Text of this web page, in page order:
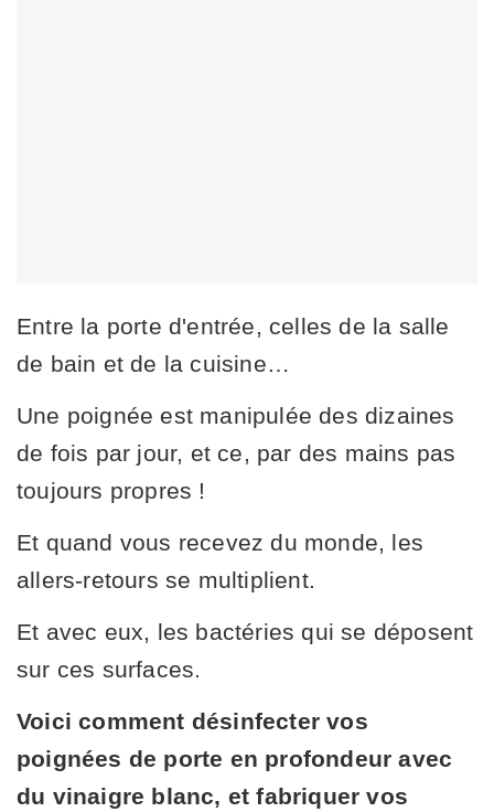
Entre la porte d'entrée, celles de la salle
de bain et de la cuisine…
Une poignée est manipulée des dizaines
de fois par jour, et ce, par des mains pas
toujours propres !
Et quand vous recevez du monde, les
allers-retours se multiplient.
Et avec eux, les bactéries qui se déposent
sur ces surfaces.
Voici comment désinfecter vos
poignées de porte en profondeur avec
du vinaigre blanc, et fabriquer vos